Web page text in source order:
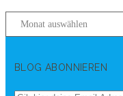
BLOG ABONNIEREN